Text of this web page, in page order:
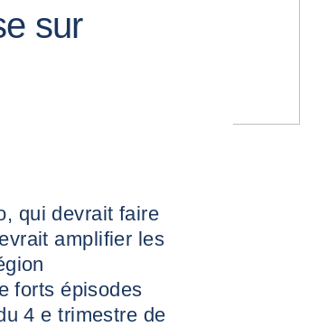
sur
qui devrait faire
amplifier les
forts épisodes
4 e trimestre de